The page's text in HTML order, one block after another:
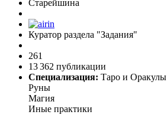
Старейшина
Куратор раздела "Задания"
261
13 362 публикации
Специализация: Таро и Оракулы
Руны
Магия
Иные практики